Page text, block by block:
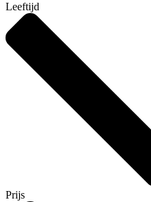
Leeftijd
Prijs